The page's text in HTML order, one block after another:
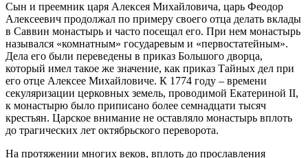
Сын и преемник царя Алексея Михайловича, царь Феодор
Алексеевич продолжал по примеру своего отца делать вклады
в Саввин монастырь и часто посещал его. При нем монастырь
назывался «комнатным» государевым и «первостатейным».
Дела его были переведены в приказ Большого дворца,
который имел такое же значение, как приказ Тайных дел при
его отце Алексее Михайловиче. К 1774 году – времени
секуляризации церковных земель, проводимой Екатериной II,
к монастырю было приписано более семнадцати тысяч
крестьян. Царское внимание не оставляло монастырь вплоть
до трагических лет октябрьского переворота.
На протяжении многих веков, вплоть до прославления